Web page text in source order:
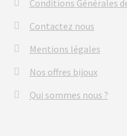
Conditions Générales
Contactez nous
Mentions légales
Nos offres bijoux
Qui sommes nous ?